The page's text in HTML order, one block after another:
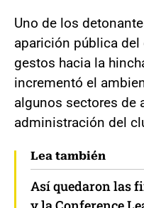
Uno de los
aparición pública
gestos hacia la
incrementó el
algunos sectores de
administración del
Lea también
Así quedaron las